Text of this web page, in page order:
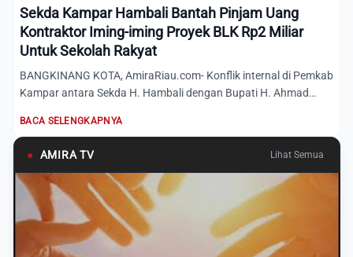
Sekda Kampar Hambali Bantah Pinjam Uang
Kontraktor Iming-iming Proyek BLK Rp2 Miliar
Untuk Sekolah Rakyat
BANGKINANG KOTA, AmiraRiau.com- Konflik internal di Pemkab
Kampar antara Sekda H. Hambali dengan Bupati H. Ahmad
BACA SELENGKAPNYA
● AMIRA TV Lihat Semua